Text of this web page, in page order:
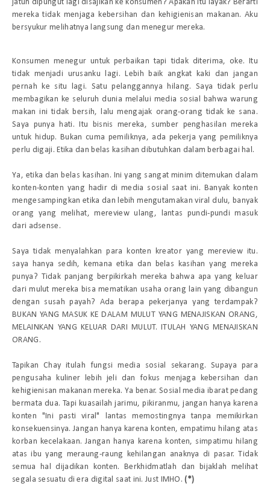
jatuh dipungut lagi disajikan ke konsumen? Apakah itu layak? Berarti
mereka tidak menjaga kebersihan dan kehigienisan makanan. Aku
bersyukur melihatnya langsung dan menegur mereka.
Konsumen menegur untuk perbaikan tapi tidak diterima, oke. Itu
tidak menjadi urusanku lagi. Lebih baik angkat kaki dan jangan
pernah ke situ lagi. Satu pelanggannya hilang. Saya tidak perlu
membagikan ke seluruh dunia melalui media sosial bahwa warung
makan ini tidak bersih, lalu mengajak orang-orang tidak ke sana.
Saya punya hati. Itu bisnis mereka, sumber penghasilan mereka
untuk hidup. Bukan cuma pemiliknya, ada pekerja yang pemiliknya
perlu digaji. Etika dan belas kasihan dibutuhkan dalam berbagai hal.
Ya, etika dan belas kasihan. Ini yang sangat minim ditemukan dalam
konten-konten yang hadir di media sosial saat ini. Banyak konten
mengesampingkan etika dan lebih mengutamakan viral dulu, banyak
orang yang melihat, mereview ulang, lantas pundi-pundi masuk
dari adsense.
Saya tidak menyalahkan para konten kreator yang mereview itu.
saya hanya sedih, kemana etika dan belas kasihan yang mereka
punya? Tidak panjang berpikirkah mereka bahwa apa yang keluar
dari mulut mereka bisa mematikan usaha orang lain yang dibangun
dengan susah payah? Ada berapa pekerjanya yang terdampak?
BUKAN YANG MASUK KE DALAM MULUT YANG MENAJISKAN ORANG,
MELAINKAN YANG KELUAR DARI MULUT. ITULAH YANG MENAJISKAN
ORANG.
Tapikan Chay itulah fungsi media sosial sekarang. Supaya para
pengusaha kuliner lebih jeli dan fokus menjaga kebersihan dan
kehigienisan makanan mereka. Ya benar. Sosial media ibarat pedang
bermata dua. Tapi kuasailah jarimu, pikiranmu, jangan hanya karena
konten "Ini pasti viral" lantas memostingnya tanpa memikirkan
konsekuensinya. Jangan hanya karena konten, empatimu hilang atas
korban kecelakaan. Jangan hanya karena konten, simpatimu hilang
atas ibu yang meraung-raung kehilangan anaknya di pasar. Tidak
semua hal dijadikan konten. Berkhidmatlah dan bijaklah melihat
segala sesuatu di era digital saat ini. Just IMHO.(*)